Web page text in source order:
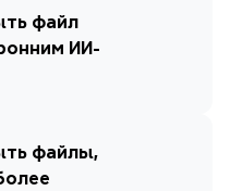
файл
ИИ-
файлы,